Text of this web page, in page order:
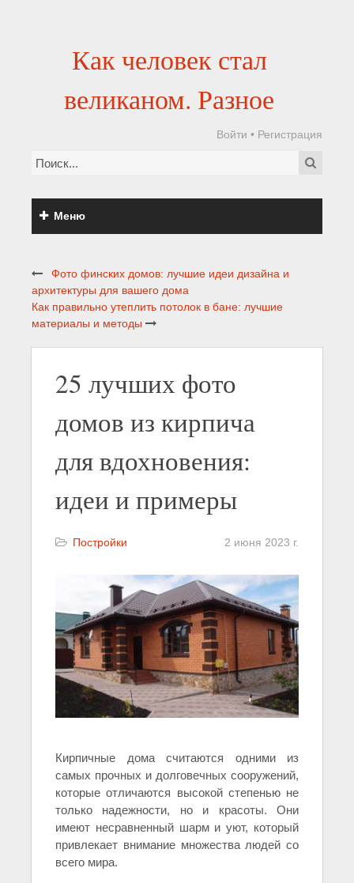
Как человек стал
великаном. Разное
Войти • Регистрация
Меню
Фото финских домов: лучшие идеи дизайна и
архитектуры для вашего дома
Как правильно утеплить потолок в бане: лучшие
материалы и методы
25 лучших фото
домов из кирпича
для вдохновения:
идеи и примеры
Постройки 2 июня 2023 г.
Кирпичные дома считаются одними из
самых прочных и долговечных сооружений,
которые отличаются высокой степенью не
только надежности, но и красоты. Они
имеют несравненный шарм и уют, который
привлекает внимание множества людей со
всего мира.